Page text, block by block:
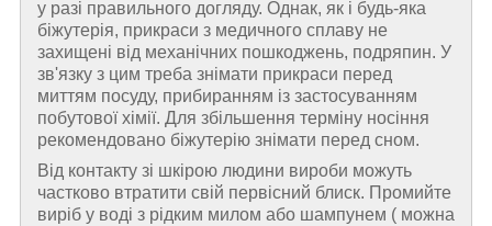
у разі правильного догляду. Однак, як і будь-яка
біжутерія, прикраси з медичного сплаву не
захищені від механічних пошкоджень, подряпин. У
зв'язку з цим треба знімати прикраси перед
миттям посуду, прибиранням із застосуванням
побутової хімії. Для збільшення терміну носіння
рекомендовано біжутерію знімати перед сном.
Від контакту зі шкірою людини вироби можуть
частково втратити свій первісний блиск. Промийте
виріб у воді з рідким милом або шампунем ( можна